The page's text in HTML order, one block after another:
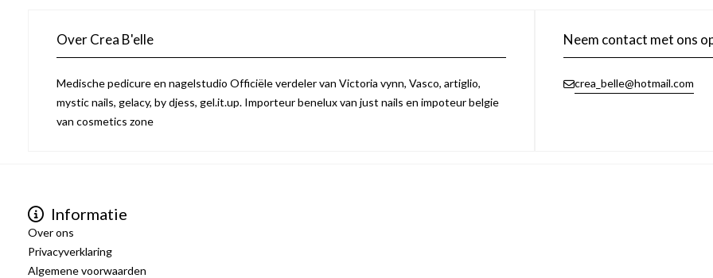
Over Crea B'elle
Medische pedicure en nagelstudio Officiële verdeler van Victoria vynn, Vasco, artiglio,
mystic nails, gelacy, by djess, gel.it.up. Importeur benelux van just nails en impoteur belgie
van cosmetics zone
Neem contact met ons
crea_belle@hotmail.com
Informatie
Over ons
Privacyverklaring
Algemene voorwaarden